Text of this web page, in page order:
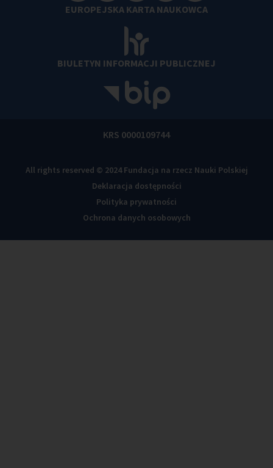
EUROPEJSKA KARTA NAUKOWCA
BIULETYN INFORMACJI PUBLICZNEJ
KRS 0000109744
All rights reserved © 2024 Fundacja na rzecz Nauki Polskiej
Deklaracja dostępności
Polityka prywatności
Ochrona danych osobowych